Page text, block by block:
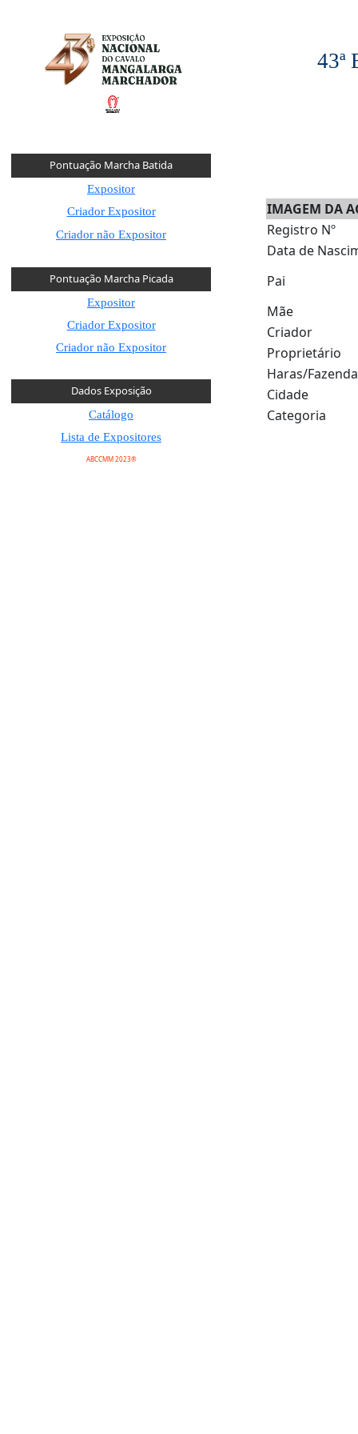
43ª
Pontuação Marcha Batida
Expositor
Criador Expositor
Criador não Expositor
Pontuação Marcha Picada
Expositor
Criador Expositor
Criador não Expositor
Dados Exposição
Catálogo
Lista de Expositores
ABCCMM 2023®
IMAGEM DA
Registro Nº
Data de
Pai
Mãe
Criador
Proprietário
Haras/Fazenda
Cidade
Categoria